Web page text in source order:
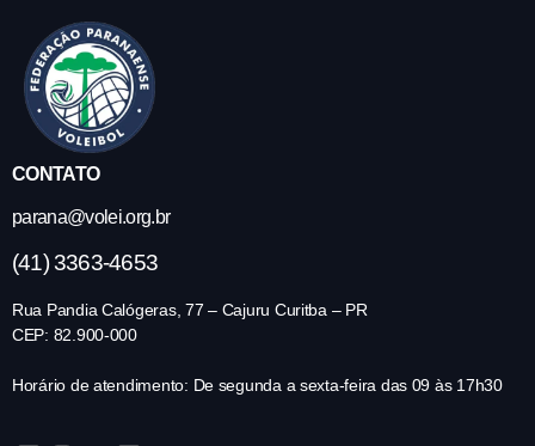
CONTATO
parana@volei.org.br
(41) 3363-4653
Rua Pandia Calógeras, 77 – Cajuru Curitba – PR
CEP: 82.900-000
Horário de atendimento: De segunda a sexta-feira das 09 às 17h30